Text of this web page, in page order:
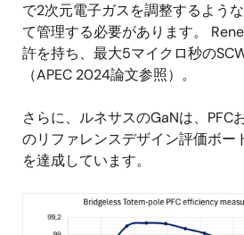
で2次元電子ガスを調整するよう
て管理する必要があります。
許を持ち、最大5マイクロ秒の
（APEC 2024論文参照）。
さらに、ルネサスのGaNは、PFC
のリファレンスデザイン評価ボー
を達成しています。